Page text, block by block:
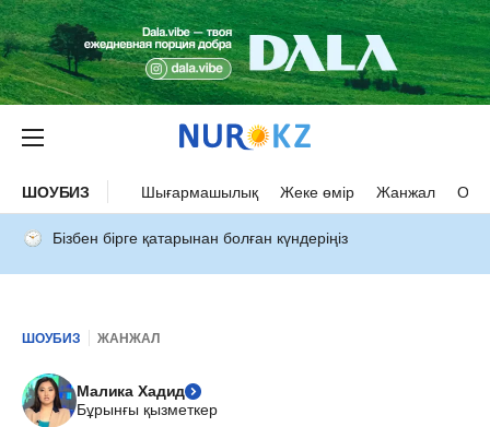
ШОУБИЗ Шығармашылық Жеке өмір Жанжал
Бізбен бірге қатарынан болған күндеріңіз
ШОУБИЗ ЖАНЖАЛ
Малика Хадид
Бұрынғы қызметкер